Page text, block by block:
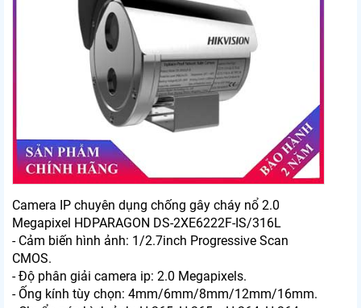
Camera IP chuyên dụng chống gây cháy nổ 2.0
Megapixel HDPARAGON DS-2XE6222F-IS/316L
- Cảm biến hình ảnh: 1/2.7inch Progressive Scan
CMOS.
- Độ phân giải camera ip: 2.0 Megapixels.
- Ống kính tùy chọn: 4mm/6mm/8mm/12mm/16mm.